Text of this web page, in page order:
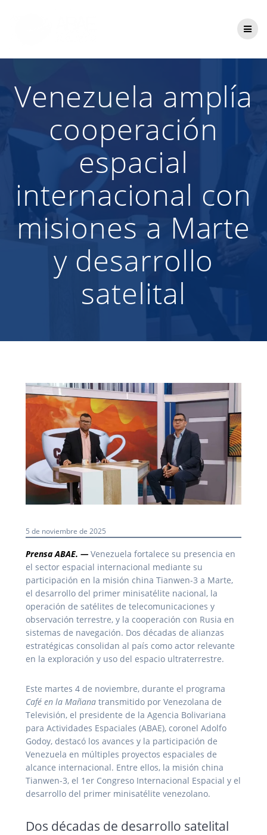
Venezuela amplía
cooperación
espacial
internacional con
misiones a Marte
y desarrollo
satelital
5 de noviembre de 2025
Prensa ABAE. — Venezuela fortalece su presencia en
el sector espacial internacional mediante su
participación en la misión china Tianwen-3 a Marte,
el desarrollo del primer minisatélite nacional, la
operación de satélites de telecomunicaciones y
observación terrestre, y la cooperación con Rusia en
sistemas de navegación. Dos décadas de alianzas
estratégicas consolidan al país como actor relevante
en la exploración y uso del espacio ultraterrestre.
Este martes 4 de noviembre, durante el programa
Café en la Mañana transmitido por Venezolana de
Televisión, el presidente de la Agencia Bolivariana
para Actividades Espaciales (ABAE), coronel Adolfo
Godoy, destacó los avances y la participación de
Venezuela en múltiples proyectos espaciales de
alcance internacional. Entre ellos, la misión china
Tianwen-3, el 1er Congreso Internacional Espacial y el
desarrollo del primer minisatélite venezolano.
Dos décadas de desarrollo satelital